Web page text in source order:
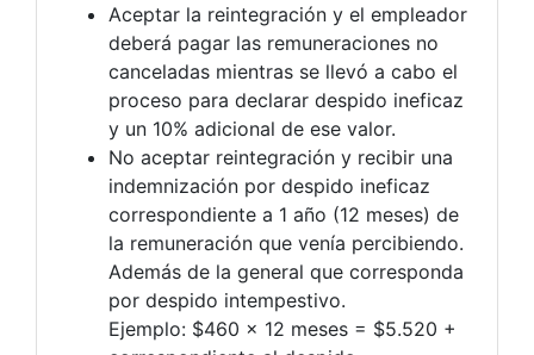
Aceptar la reintegración y el empleador
deberá pagar las remuneraciones no
canceladas mientras se llevó a cabo el
proceso para declarar despido ineficaz
y un 10% adicional de ese valor.
No aceptar reintegración y recibir una
indemnización por despido ineficaz
correspondiente a 1 año (12 meses) de
la remuneración que venía percibiendo.
Además de la general que corresponda
por despido intempestivo.
Ejemplo: $460 x 12 meses = $5.520 +